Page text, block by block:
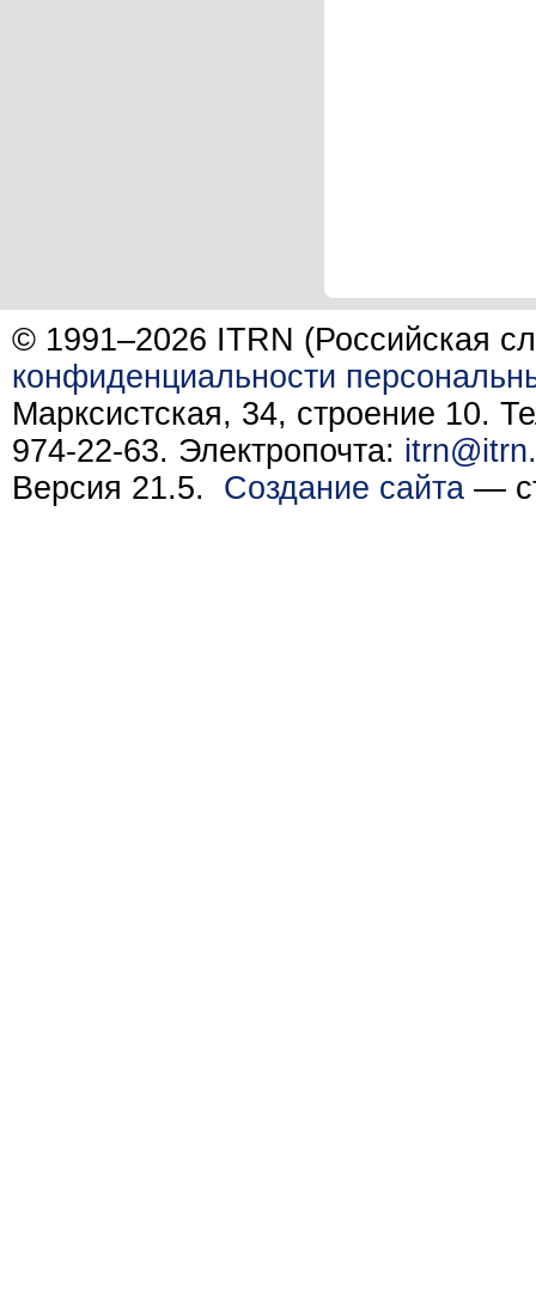
© 1991–2026 ITRN (Российская
конфиденциальности
Марксистская, 34, строение 10.
974-22-63. Электропочта:
Версия 21.5. Создание сайта —